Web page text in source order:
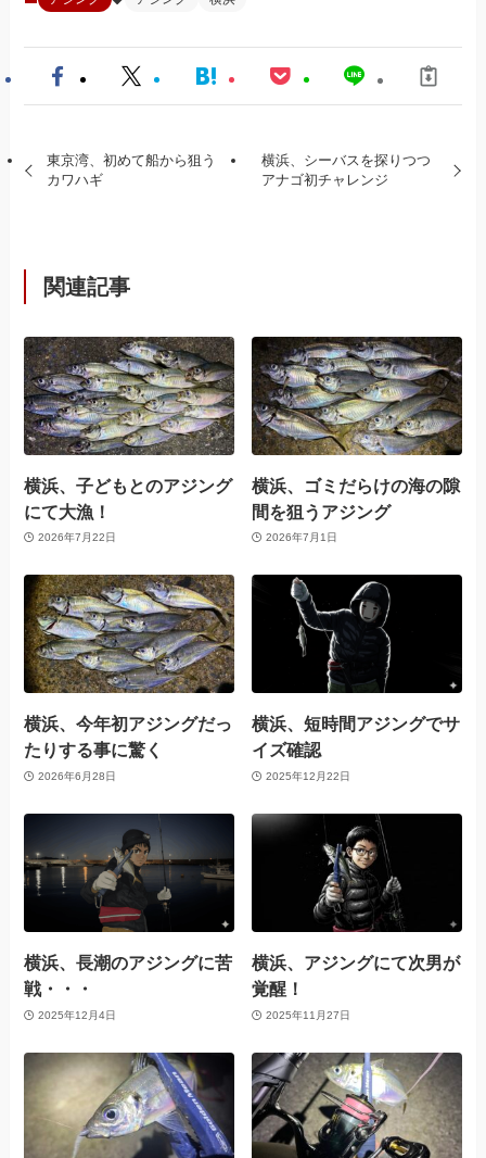
東京湾、初めて船から狙う
カワハギ
横浜、シーバスを探りつつ
アナゴ初チャレンジ
関連記事
横浜、子どもとのアジング
にて大漁！
2026年7月22日
横浜、ゴミだらけの海の隙
間を狙うアジング
2026年7月1日
横浜、今年初アジングだっ
たりする事に驚く
2026年6月28日
横浜、短時間アジングでサ
イズ確認
2025年12月22日
横浜、長潮のアジングに苦
戦・・・
2025年12月4日
横浜、アジングにて次男が
覚醒！
2025年11月27日